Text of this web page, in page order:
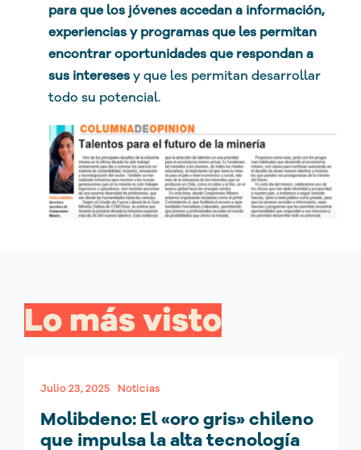
para que los jóvenes accedan a información,
experiencias y programas que les permitan
encontrar oportunidades que respondan a
sus interesesy que les permitan desarrollar
todo su potencial.
Lo más visto
Julio 23, 2025 Noticias
Molibdeno: El «oro gris» chileno
que impulsa la alta tecnología